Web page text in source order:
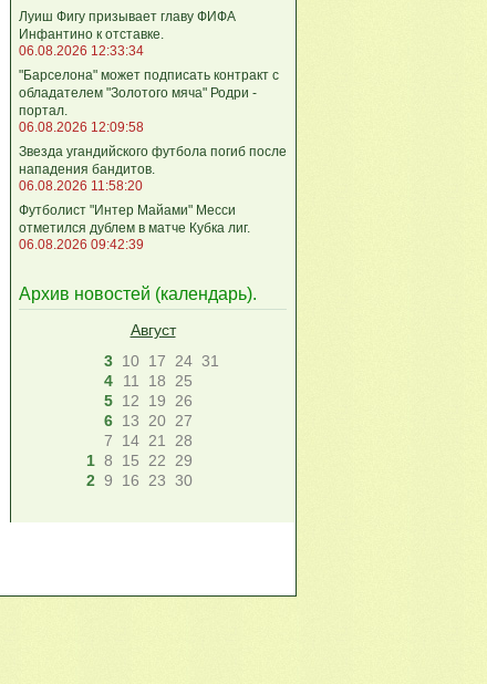
Луиш Фигу призывает главу ФИФА
Инфантино к отставке.
06.08.2026 12:33:34
"Барселона" может подписать контракт с
обладателем "Золотого мяча" Родри -
портал.
06.08.2026 12:09:58
Звезда угандийского футбола погиб после
нападения бандитов.
06.08.2026 11:58:20
Футболист "Интер Майами" Месси
отметился дублем в матче Кубка лиг.
06.08.2026 09:42:39
Архив новостей (календарь).
Август
3 10 17 24 31
4
11 18
25
5 12 19
26
6 13 20 27
7
14 21
28
1 8 15 22
29
2 9 16 23 30